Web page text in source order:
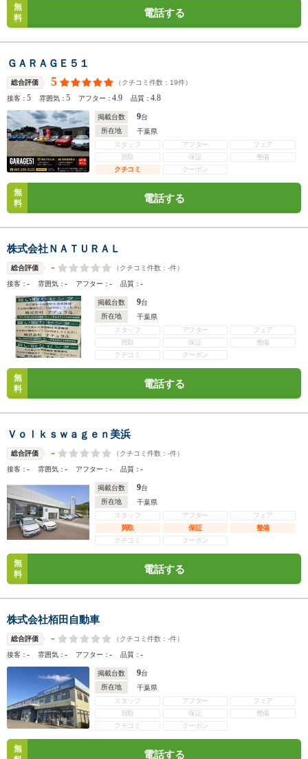
無
料
電話する
ＧＡＲＡＧＥ５１
総合評価 5 （クチコミ件数： 19件）
接客：5 雰囲気：5 アフター：4.9 品質：4.8
掲載台数 9台
所在地
千葉県
スタッフ
アフター
フェア
買取
保証
整備
クチコミ
クーポン
無
料
電話する
株式会社ＮＡＴＵＲＡＬ
総合評価 - （クチコミ件数： -件）
接客：- 雰囲気：- アフター：- 品質：-
掲載台数 9台
所在地
千葉県
スタッフ
アフター
フェア
買取
保証
整備
クチコミ
クーポン
無
料
電話する
Ｖｏｌｋｓｗａｇｅｎ美浜
総合評価 - （クチコミ件数： -件）
接客：- 雰囲気：- アフター：- 品質：-
掲載台数 9台
所在地
千葉県
スタッフ
アフター
フェア
買取
保証
整備
クチコミ
クーポン
無
料
電話する
株式会社栢田自動車
総合評価 - （クチコミ件数： -件）
接客：- 雰囲気：- アフター：- 品質：-
掲載台数 9台
所在地
千葉県
スタッフ
アフター
フェア
買取
保証
整備
クチコミ
クーポン
無
電話する